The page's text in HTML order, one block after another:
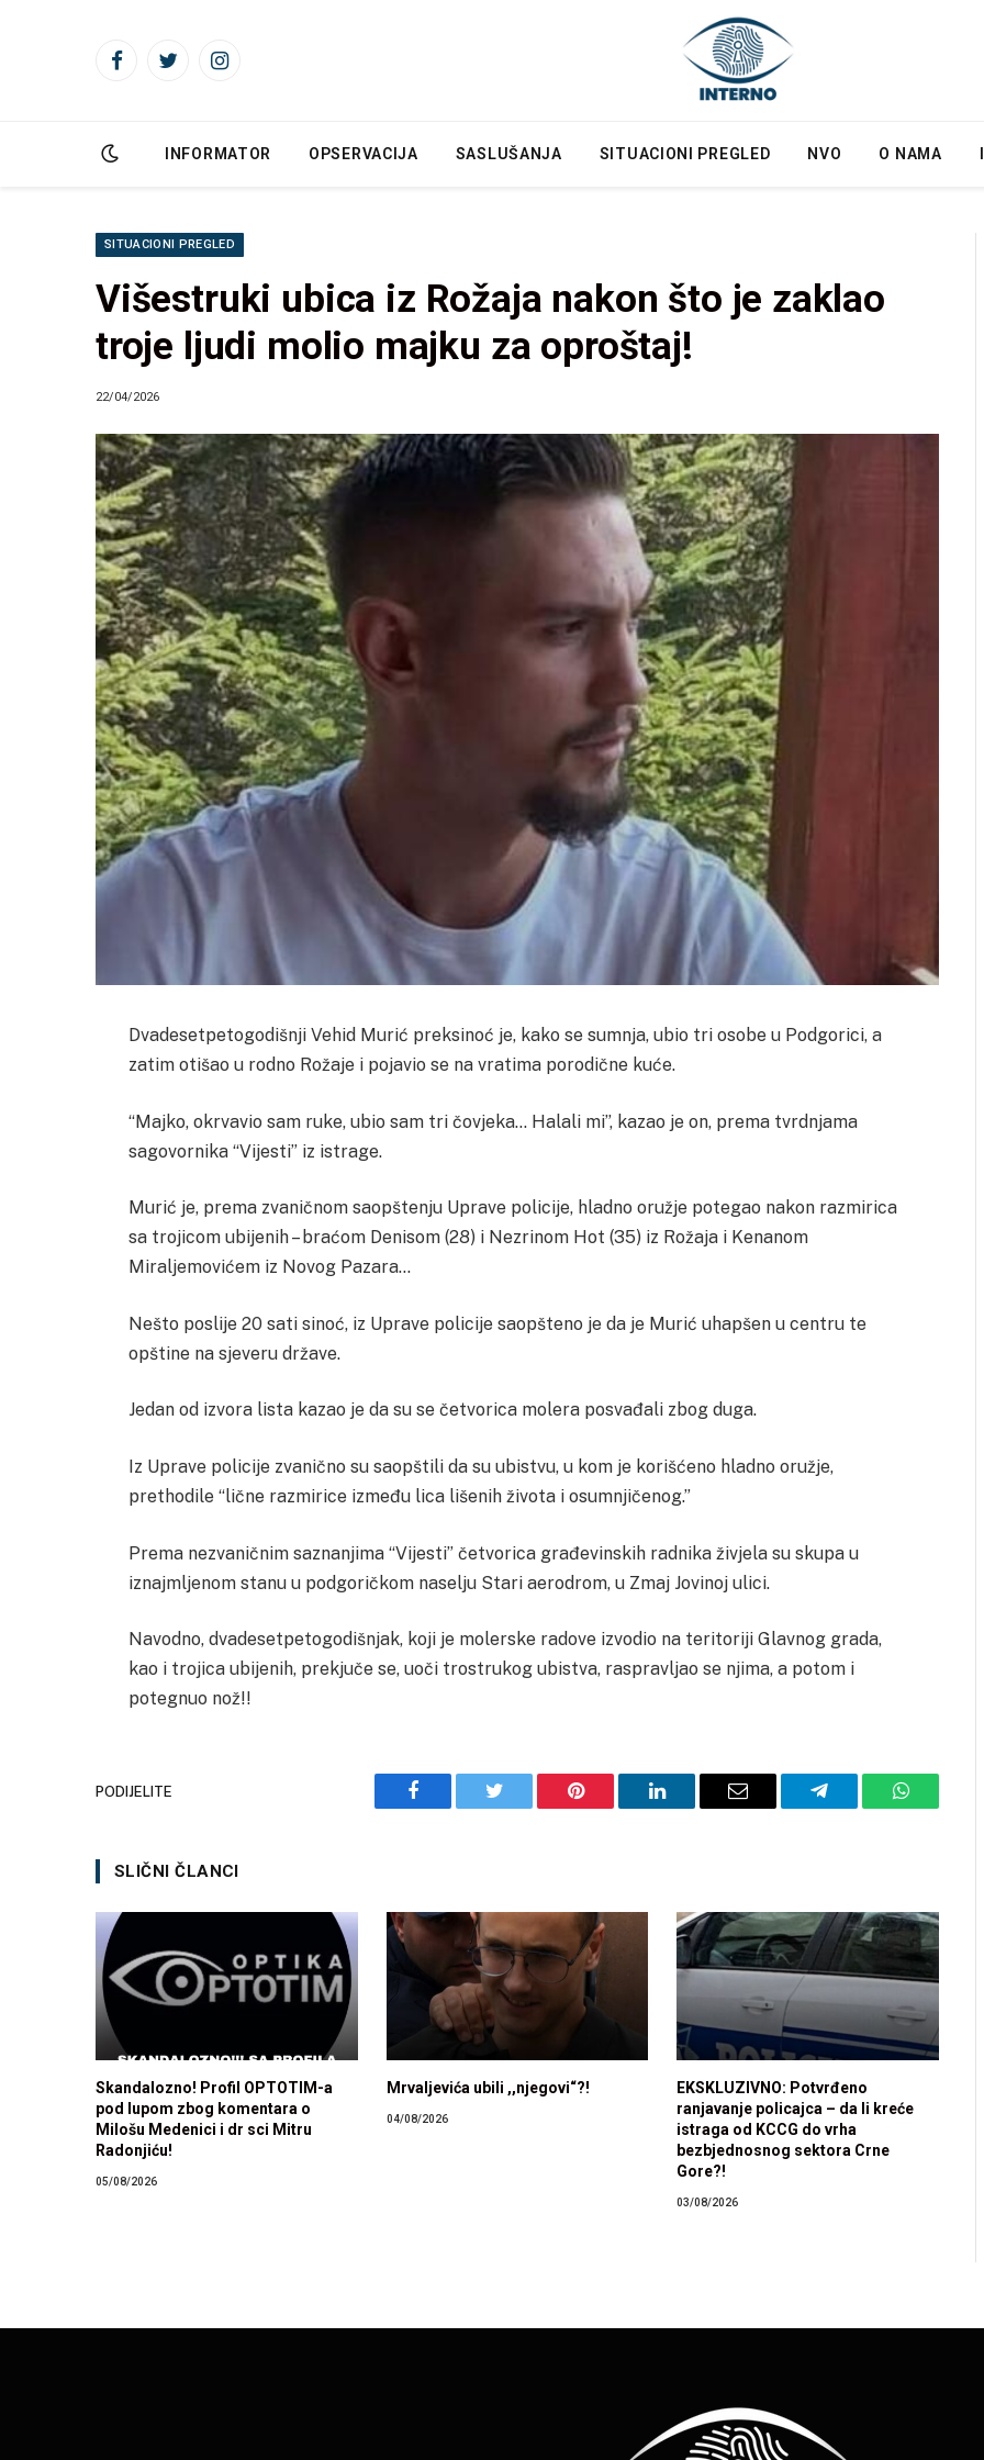
FacebookTwitterInstagram
INFORMATOR OPSERVACIJA SASLUŠANJA SITUACIONI PREGLED NVO O NAMA
SITUACIONI PREGLED
Višestruki ubica iz Rožaja nakon što je zaklao
troje ljudi molio majku za oproštaj!
22/04/2026
Dvadesetpetogodišnji Vehid Murić preksinoć je, kako se sumnja, ubio tri osobe u Podgorici, a
zatim otišao u rodno Rožaje i pojavio se na vratima porodične kuće.
“Majko, okrvavio sam ruke, ubio sam tri čovjeka… Halali mi”, kazao je on, prema tvrdnjama
sagovornika “Vijesti” iz istrage.
Murić je, prema zvaničnom saopštenju Uprave policije, hladno oružje potegao nakon razmirica
sa trojicom ubijenih – braćom Denisom (28) i Nezrinom Hot (35) iz Rožaja i Kenanom
Miraljemovićem iz Novog Pazara…
Nešto poslije 20 sati sinoć, iz Uprave policije saopšteno je da je Murić uhapšen u centru te
opštine na sjeveru države.
Jedan od izvora lista kazao je da su se četvorica molera posvađali zbog duga.
Iz Uprave policije zvanično su saopštili da su ubistvu, u kom je korišćeno hladno oružje,
prethodile “lične razmirice između lica lišenih života i osumnjičenog.”
Prema nezvaničnim saznanjima “Vijesti” četvorica građevinskih radnika živjela su skupa u
iznajmljenom stanu u podgoričkom naselju Stari aerodrom, u Zmaj Jovinoj ulici.
Navodno, dvadesetpetogodišnjak, koji je molerske radove izvodio na teritoriji Glavnog grada,
kao i trojica ubijenih, prekjuče se, uoči trostrukog ubistva, raspravljao se njima, a potom i
potegnuo nož!!
PODIJELITE
Facebook Twitter Pinterest LinkedIn Email Telegram WhatsApp
SLIČNI ČLANCI
Skandalozno! Profil OPTOTIM-a
pod lupom zbog komentara o
Milošu Medenici i dr sci Mitru
Radonjiću!
05/08/2026
Mrvaljevića ubili ,,njegovi“?!
04/08/2026
EKSKLUZIVNO: Potvrđeno
ranjavanje policajca – da li kreće
istraga od KCCG do vrha
bezbjednosnog sektora Crne
Gore?!
03/08/2026